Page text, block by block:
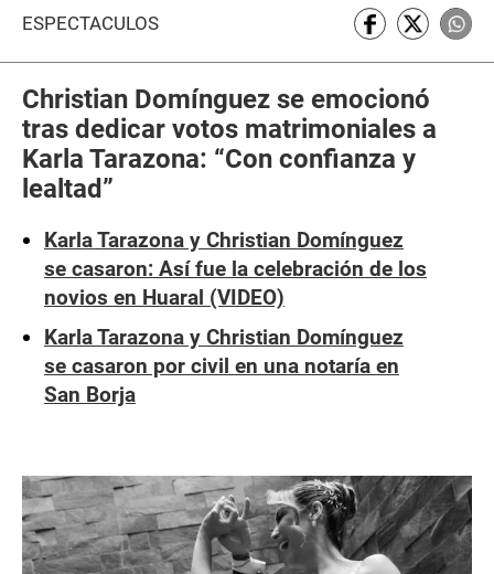
ESPECTÁCULOS
Christian Domínguez se emocionó
tras dedicar votos matrimoniales a
Karla Tarazona: “Con confianza y
lealtad”
Karla Tarazona y Christian Domínguez
se casaron: Así fue la celebración de los
novios en Huaral (VIDEO)
Karla Tarazona y Christian Domínguez
se casaron por civil en una notaría en
San Borja